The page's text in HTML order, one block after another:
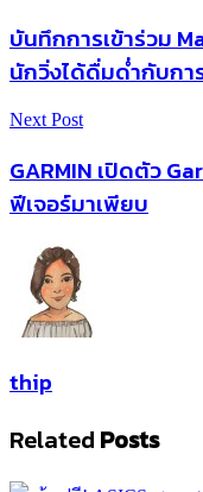
บันทึกการเข้าร่วม
นักวิ่งได้ดื่มด่ำกับกา
Next Post
GARMIN เปิดตัว
ฟีเจอร์มาเพียบ
thip
Related Posts